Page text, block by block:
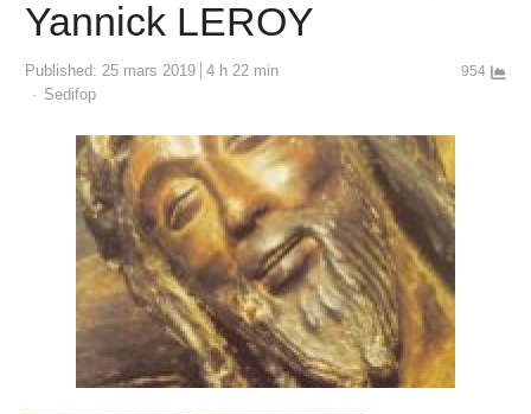
Yannick LEROY
Published: 25 mars 2019
4 h 22 min
Author
Sedifop
954